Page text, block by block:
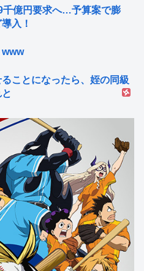
千億円要求へ…予算案で膨
入！
www
ことになったら、姪の同級